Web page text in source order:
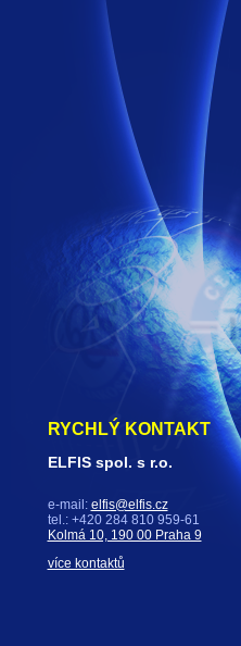
RYCHLÝ KONTAKT
ELFIS spol. s r.o.
e-mail: elfis@elfis.cz
tel.: +420 284 810 959-61
Kolmá 10, 190 00 Praha 9
více kontaktů